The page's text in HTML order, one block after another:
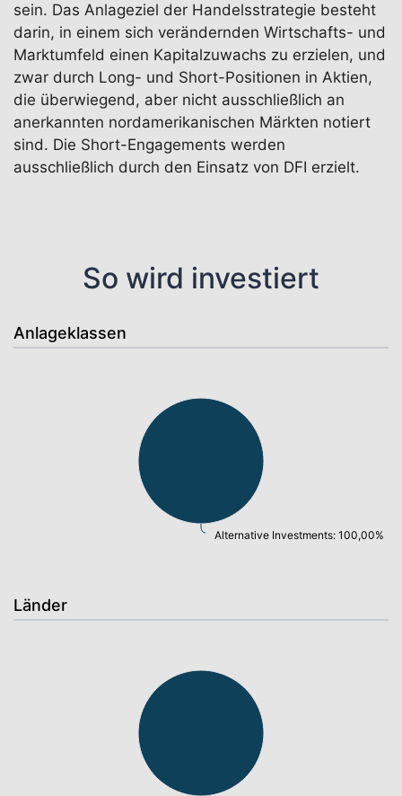
sein. Das Anlageziel der Handelsstrategie besteht
darin, in einem sich verändernden Wirtschafts- und
Marktumfeld einen Kapitalzuwachs zu erzielen, und
zwar durch Long- und Short-Positionen in Aktien,
die überwiegend, aber nicht ausschließlich an
anerkannten nordamerikanischen Märkten notiert
sind. Die Short-Engagements werden
ausschließlich durch den Einsatz von DFI erzielt.
So wird investiert
Anlageklassen
Alternative Investments: 100,00%
Länder